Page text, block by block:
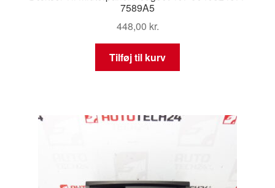
7589A5
448,00 kr.
Tilføj til kurv